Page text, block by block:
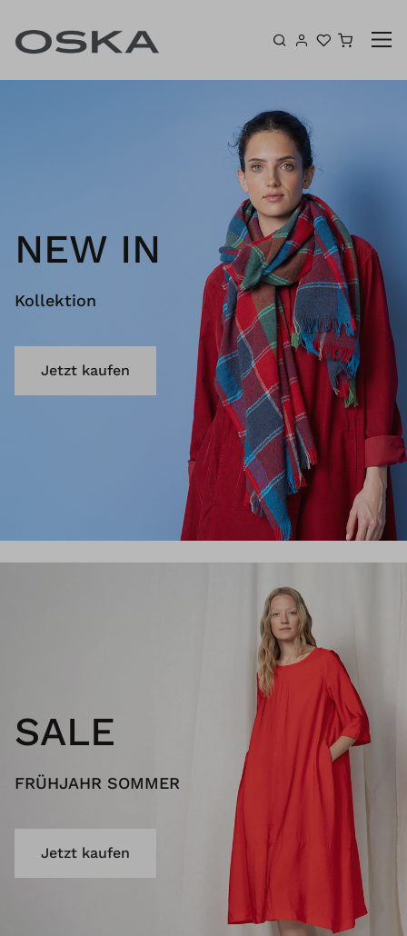
NEW IN
Kollektion
Jetzt kaufen
SALE
FRÜHJAHR SOMMER
Jetzt kaufen